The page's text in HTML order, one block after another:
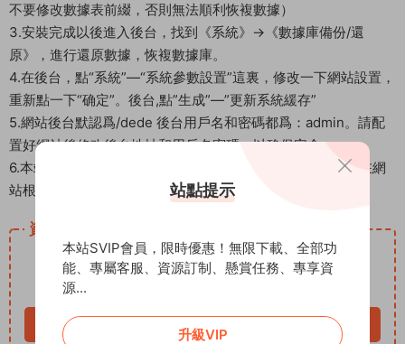
不要修改數據表前綴，否則無法順利恢複數據）
3.安裝完成以後進入後台，找到《系統》->《數據庫備份/還
原》，進行還原數據，恢複數據庫。
4.在後台，點“系統”—“系統參數設置”這裏，修改一下網站設置，
重新點一下“确定”。後台,點”生成”—”更新系統緩存”
5.網站後台默認爲/dede 後台用戶名和密碼都爲：admin。請配
置好網站後修改後台地址和用戶名密碼，以确保安全。
6.本站爲了加強安全，織夢後台默認的地址已經修改了，請在網
站根目錄查找。切勿改回默認的後台地址，否則會不安全。
資源下載
下載價格 5
ADD币
立即購買
站點提示
本站SVIP會員，限時優惠！無限下載、全部功
能、專屬客服、資源訂制、懸賞任務、專享資
源...
升級VIP